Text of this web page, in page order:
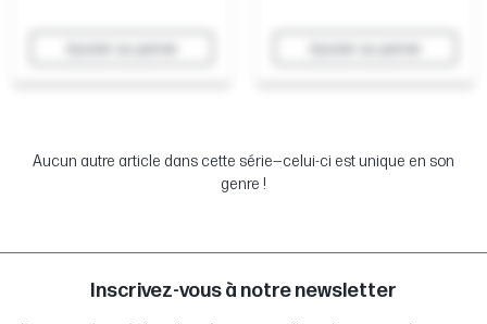
Aucun autre article dans cette série—celui-ci est unique en son
genre !
Inscrivez-vous à notre newsletter